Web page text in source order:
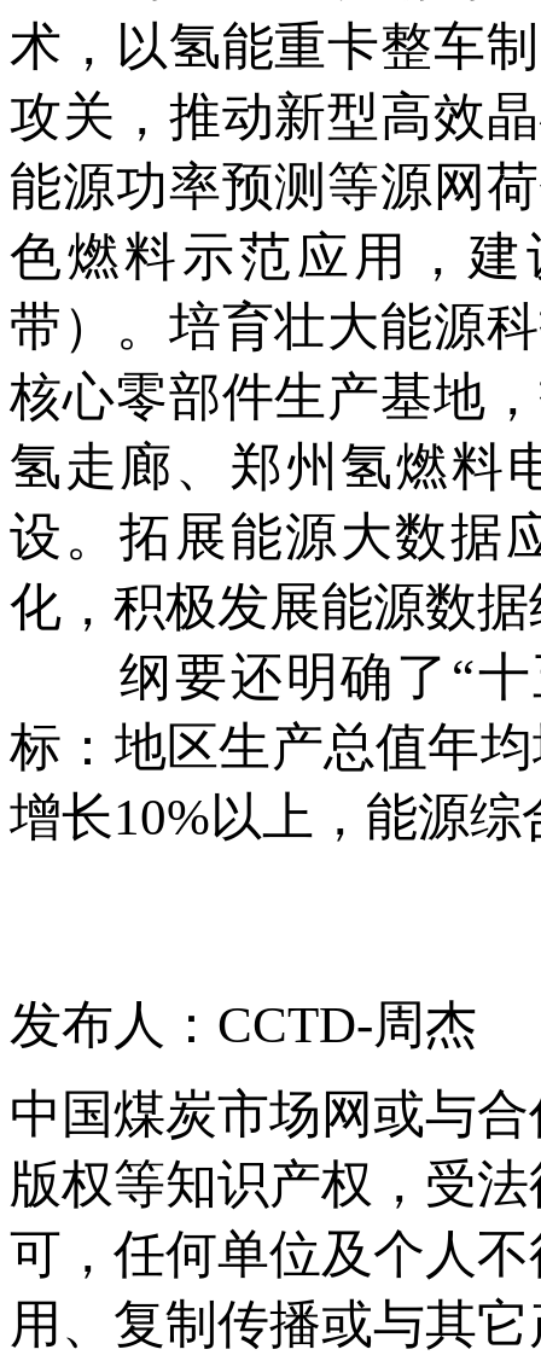
术，以氢能重卡整车
攻关，推动新型高效
能源功率预测等源网
色燃料示范应用，
带）。培育壮大能源
核心零部件生产基地
氢走廊、郑州氢燃料
设。拓展能源大数据
化，积极发展能源数
纲要还明确了“十
标：地区生产总值年
增长10%以上，能源
发布人：CCTD-周杰
中国煤炭市场网或与
版权等知识产权，受
可，任何单位及个人
用、复制传播或与其